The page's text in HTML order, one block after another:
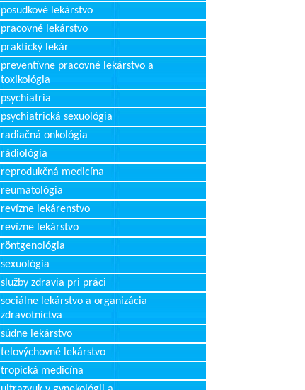
posudkové lekárstvo
pracovné lekárstvo
praktický lekár
preventívne pracovné lekárstvo a
toxikológia
psychiatria
psychiatrická sexuológia
radiačná onkológia
rádiológia
reprodukčná medicína
reumatológia
revízne lekárenstvo
revízne lekárstvo
röntgenológia
sexuológia
služby zdravia pri práci
sociálne lekárstvo a organizácia
zdravotníctva
súdne lekárstvo
telovýchovné lekárstvo
tropická medicína